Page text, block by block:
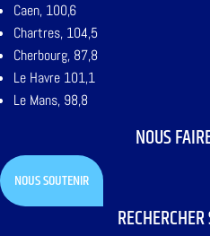
Caen, 100,6
Chartres, 104,5
Cherbourg, 87,8
Le Havre 101,1
Le Mans, 98,8
NOUS
NOUS SOUTENIR